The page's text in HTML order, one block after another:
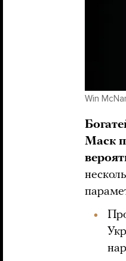
Win
Маск